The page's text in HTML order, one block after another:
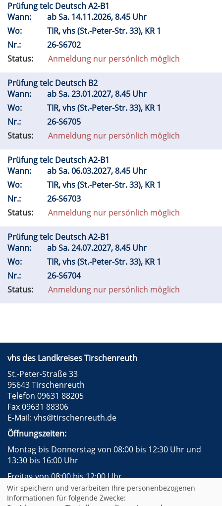
Prüfung telc Deutsch A2-B1
Wann:
abSa. 14.11.2026, 8.45 Uhr
Wo:
TIR, vhs (St.-Peter-Str. 33), KR 1
Nr.:
26-S6702
Status:
Anmeldung nur persönlich möglich
Prüfung telc Deutsch B2
Wann:
abSa.23.01.2027, 8.45 Uhr
Wo:
TIR, vhs (St.-Peter-Str. 33), KR 1
Nr.:
26-S6705
Status:
Anmeldung nur persönlich möglich
Prüfung telc Deutsch A2-B1
Wann:
abSa.06.03.2027, 8.45 Uhr
Wo:
TIR, vhs (St.-Peter-Str. 33), KR 1
Nr.:
26-S6703
Status:
Anmeldung nur persönlich möglich
Prüfung telc Deutsch A2-B1
Wann:
abSa.24.07.2027, 8.45 Uhr
Wo:
TIR, vhs (St.-Peter-Str. 33), KR 1
Nr.:
26-S6704
Status:
Anmeldung nur persönlich möglich
vhs des Landkreises Tirschenreuth
St.-Peter-Straße 33
95643 Tirschenreuth
Telefon 09631 88205
Fax 09631 88306
E-Mail: vhs@tirschenreuth.de
Öffnungszeiten:
Montag bis Donnerstag von 08:00 bis 12:30 Uhr und
13:30 bis 16:00 Uhr
Freitag von 08:00 bis 12:00 Uhr
Facebook
Instagram
Impressum
AGB
Wir speichern und verarbeiten Ihre personenbezogenen
Informationen für folgende Zwecke: